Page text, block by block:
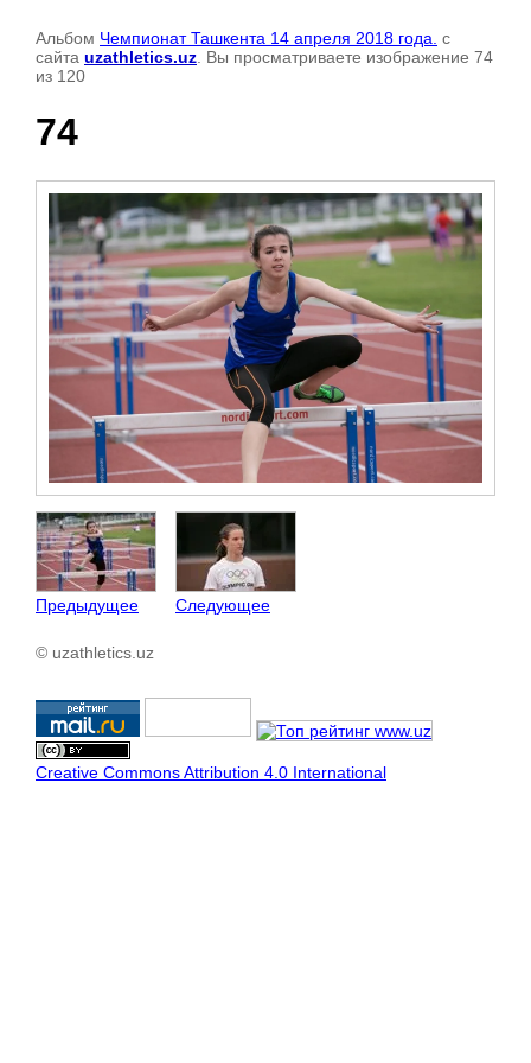
Альбом Чемпионат Ташкента 14 апреля 2018 года. с
сайта uzathletics.uz . Вы просматриваете изображение 74
из 120
74
Предыдущее Следующее
© uzathletics.uz
Creative Commons Attribution 4.0 International